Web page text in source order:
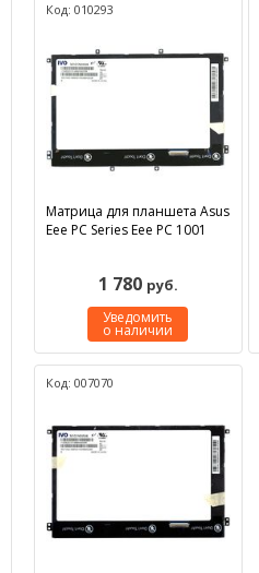
Код: 010293
Матрица для планшета Asus
Eee PC Series Eee PC 1001
1 780 руб.
Уведомить
о наличии
Код: 007070